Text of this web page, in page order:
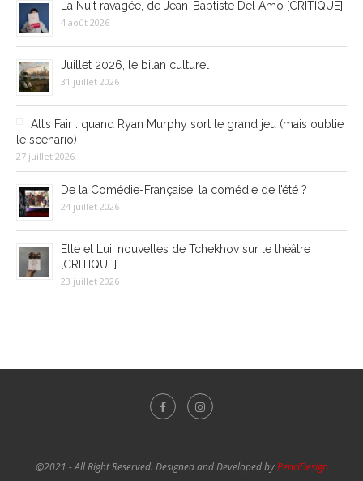
La Nuit ravagée, de Jean-Baptiste Del Amo [CRITIQUE]
4 août 2026
Juillet 2026, le bilan culturel
31 juillet 2026
All’s Fair : quand Ryan Murphy sort le grand jeu (mais oublie
le scénario)
27 juillet 2026
De la Comédie-Française, la comédie de l’été ?
24 juillet 2026
Elle et Lui, nouvelles de Tchekhov sur le théâtre
[CRITIQUE]
23 juillet 2026
@2021 - All Right Reserved. Designed and Developed byPenciDesign